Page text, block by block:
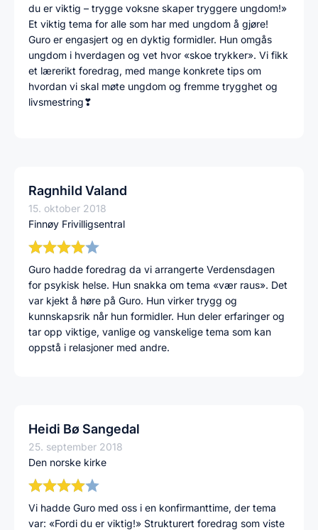
du er viktig – trygge voksne skaper tryggere ungdom!»
Et viktig tema for alle som har med ungdom å gjøre!
Guro er engasjert og en dyktig formidler. Hun omgås
ungdom i hverdagen og vet hvor «skoe trykker». Vi fikk
et lærerikt foredrag, med mange konkrete tips om
hvordan vi skal møte ungdom og fremme trygghet og
livsmestring❣
Ragnhild Valand
15. oktober 2018
Finnøy Frivilligsentral
Guro hadde foredrag da vi arrangerte Verdensdagen
for psykisk helse. Hun snakka om tema «vær raus». Det
var kjekt å høre på Guro. Hun virker trygg og
kunnskapsrik når hun formidler. Hun deler erfaringer og
tar opp viktige, vanlige og vanskelige tema som kan
oppstå i relasjoner med andre.
Heidi Bø Sangedal
25. september 2018
Den norske kirke
Vi hadde Guro med oss i en konfirmanttime, der tema
var: «Fordi du er viktig!» Strukturert foredrag som viste